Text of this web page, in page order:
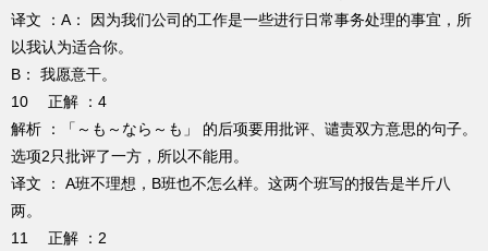
译文 ：A： 因为我们公司的工作是一些进行日常事务处理的事宜，所
以我认为适合你。
B： 我愿意干。
10 正解 ：4
解析 ：「～も～なら～も」 的后项要用批评、谴责双方意思的句子。
选项2只批评了一方，所以不能用。
译文 ： A班不理想，B班也不怎么样。这两个班写的报告是半斤八
两。
11 正解 ：2